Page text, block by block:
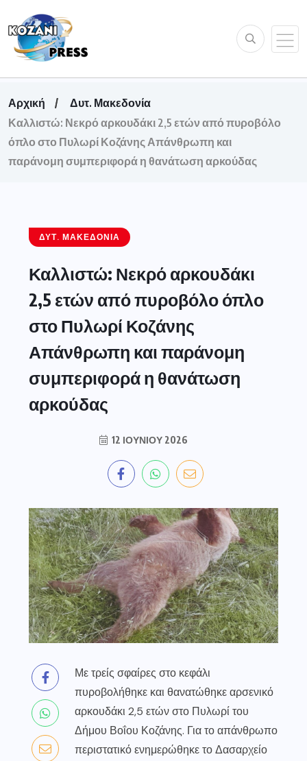
Αρχική
Δυτ. Μακεδονία
Καλλιστώ: Νεκρό αρκουδάκι 2,5 ετών από πυροβόλο
όπλο στο Πυλωρί Κοζάνης Απάνθρωπη και
παράνομη συμπεριφορά η θανάτωση αρκούδας
ΔΥΤ. ΜΑΚΕΔΟΝΊΑ
Καλλιστώ: Νεκρό αρκουδάκι
2,5 ετών από πυροβόλο όπλο
στο Πυλωρί Κοζάνης
Απάνθρωπη και παράνομη
συμπεριφορά η θανάτωση
αρκούδας
12 ΙΟΥΝΊΟΥ 2026
Με τρείς σφαίρες στο κεφάλι
πυροβολήθηκε και θανατώθηκε αρσενικό
αρκουδάκι 2,5 ετών στο Πυλωρί του
Δήμου Βοΐου Κοζάνης. Για το απάνθρωπο
περιστατικό ενημερώθηκε το Δασαρχείο